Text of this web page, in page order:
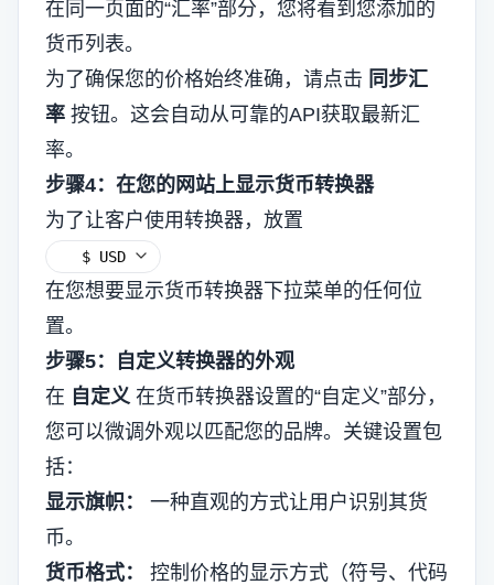
在同一页面的“汇率”部分，您将看到您添加的
货币列表。
为了确保您的价格始终准确，请点击 同步汇
率 按钮。这会自动从可靠的API获取最新汇
率。
步骤4：在您的网站上显示货币转换器
为了让客户使用转换器，放置
在您想要显示货币转换器下拉菜单的任何位
置。
步骤5：自定义转换器的外观
在 自定义在货币转换器设置的“自定义”部分，
您可以微调外观以匹配您的品牌。关键设置包
括：
显示旗帜：
一种直观的方式让用户识别其货
币。
货币格式：
控制价格的显示方式（符号、代码